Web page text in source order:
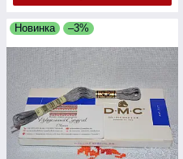
Новинка –3%